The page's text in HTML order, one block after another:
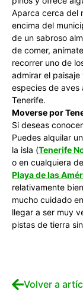
Aparca cerca del
encima del
de un sabroso
de comer,
recorrer uno de
admirar el
especies de aves
Tenerife.
Moverse por
Si deseas
Puedes alquilar
la isla (Tenerife
o en cualquiera
Playa de las
relativamente
mucho cuidado
llegar a ser muy
pistas de tierra
Volver a